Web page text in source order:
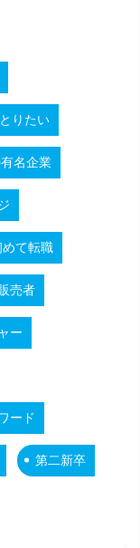
りたい
名企業
て転職
売者
ー
ード
第二新卒